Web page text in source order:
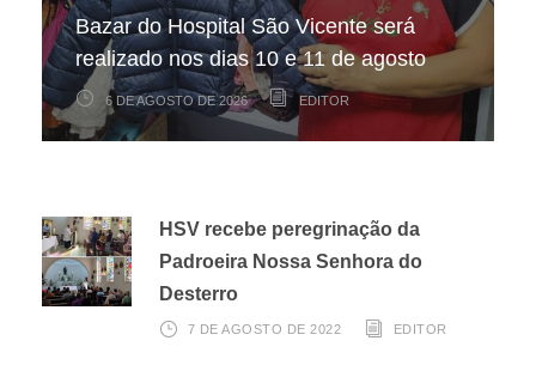
Bazar do Hospital São Vicente será
realizado nos dias 10 e 11 de agosto
6 DE AGOSTO DE 2026 EDITOR
mapeamento nacional sobre câncer
infantojuvenil
6 DE AGOSTO DE 2026 EDITOR
arrecadação de cupons fiscais pela
Nota Fiscal Paulista
3 DE AGOSTO DE 2026 EDITOR
HSV recebe peregrinação da
Padroeira Nossa Senhora do
Desterro
7 DE AGOSTO DE 2022 EDITOR